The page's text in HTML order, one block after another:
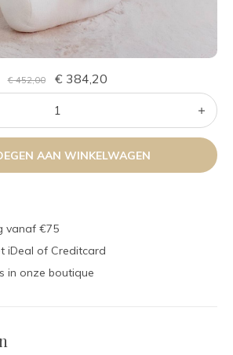
€ 452,00 € 384,20
AAN WINKELWAGEN
vanaf €75
iDeal of Creditcard
in onze boutique